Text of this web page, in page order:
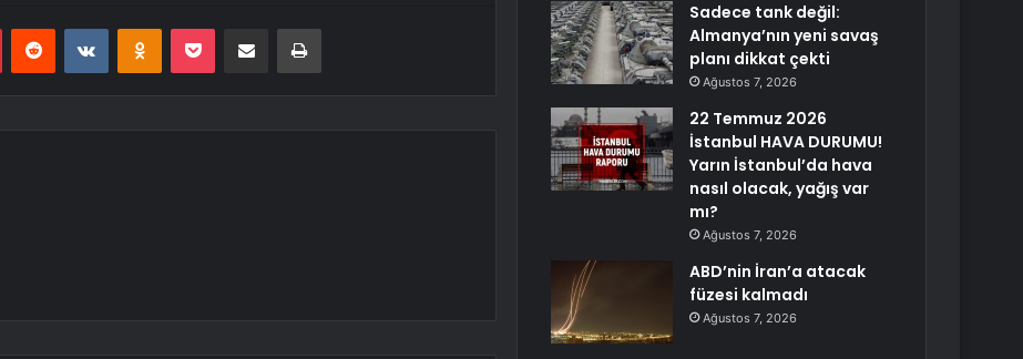
PinterestReddit VKontakteOdnoklassniki
Pocket E-Posta ile paylaş Yazdır
Sadece tank değil:
Almanya’nın yeni savaş
planı dikkat çekti
Ağustos 7, 2026
22 Temmuz 2026
İstanbul HAVA DURUMU!
Yarın İstanbul’da hava
nasıl olacak, yağış var
mı?
Ağustos 7, 2026
ABD’nin İran’a atacak
füzesi kalmadı
Ağustos 7, 2026